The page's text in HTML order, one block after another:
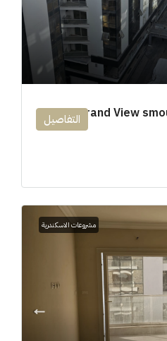
التفاصيل
مشروعات الاسكندرية